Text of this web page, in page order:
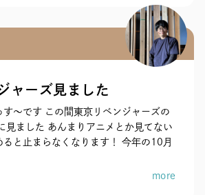
ャーズ見ました
す〜です この間東京リベンジャーズの
見ました あんまりアニメとか見てない
ると止まらなくなります！ 今年の10月
more